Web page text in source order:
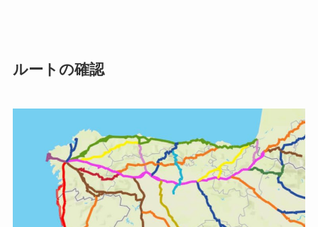
ルートの確認